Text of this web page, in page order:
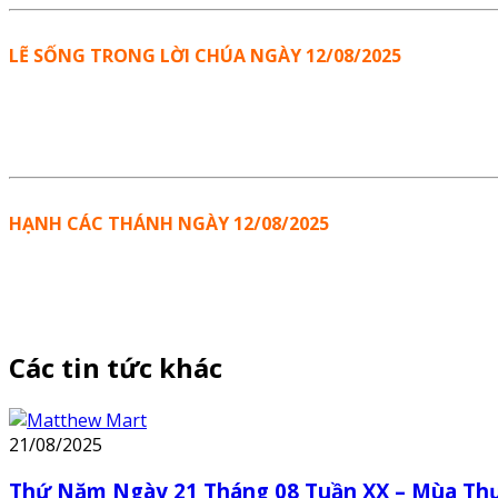
LẼ SỐNG TRONG LỜI CHÚA NGÀY 12/08/2025
HẠNH CÁC THÁNH NGÀY 12/08/2025
Các tin tức khác
21/08/2025
Thứ Năm Ngày 21 Tháng 08 Tuần XX – Mùa